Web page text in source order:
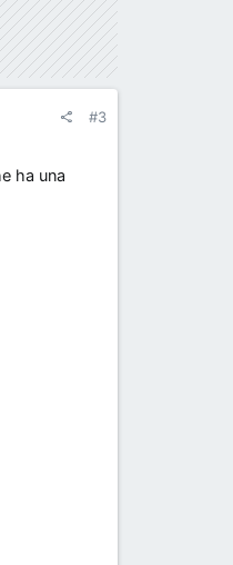
#3
ha una